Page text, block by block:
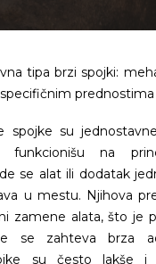
tipa brzi spojki:
prednostima
spojke su
funkcionišu na
se alat ili dodatak
u mestu. Njihova
zamene alata, što je
se zahteva brza
su često lakše i